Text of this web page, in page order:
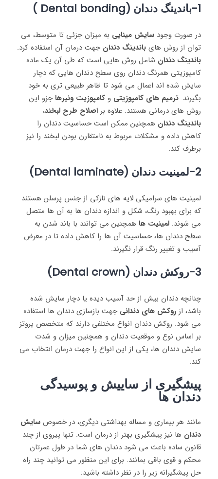
1-باندینگ دندان (Dental bonding )
در صورت وجود سایش مینایی به میزان جزئی تا متوسط​، می
‌توان از روش‌ های باندینگ دندان جهت درمان آن استفاده کرد.
باندینگ دندان شامل روش ‌هایی است که طی آن یک ماده
کامپوزیتی همرنگ دندان روی سطح دندان ‌هایی که دچار
سایش شده ‌اند اعمال می ‌شود تا ظاهر طبیعی‌ تری به خود
بگیرند. ترمیم‌ های کامپوزیتی و کامپوزیت‌ ونیرها جزو این
روش‌ های درمانی هستند. علاوه بر اصلاح طرح لبخند،
باندینگ دندان همچنین ممکن است حساسیت دندان را
کاهش داده و مشکلات مربوط به نامتقارن بودن لبخند را نیز
برطرف کند.
2-لمینیت دندان (Dental laminate)
لمینیت ‌های سرامیکی لایه‌ های نازکی از جنس پرسلن هستند
که برای بهبود رنگ، شکل و اندازه دندان‌ ها به آن ‌ها متصل
می‌ شوند. لمینیت ‌ها همچنین می ‌توانند با باند شدن به
سطح دندان‌ ها، حساسیت آن‌ ها را کاهش داده تا در معرض
آسیب و تغییر رنگ قرار نگیرند.
3-روکش دندان (Dental crown)
چنانچه دندان بیش از حد آسیب دیده یا دچار سایش شده
باشد، از روکش‌ های دندانی جهت بازسازی دندان‌ ها استفاده
می شود. روکش‌ دندان انواع مختلفی دارند که متخصص پروتز
بر اساس نوع و موقعیت دندان و همچنین میزان و شدت
سایش دندان‌ ها، یکی از این انواع را جهت درمان انتخاب می
‌کند.
پیشگیری از ساییش و پوسیدگی
دندان ها
مانند هر بیماری و مساله بهداشتی دیگری، در خصوص سایش
دندان ‌ها نیز پیشگیری بهتر از درمان است. تنها پیروی از چند
قانون ساده باعث می ‌شود دندان ‌های شما در طول عمرتان
محکم و قوی باقی بمانند. برای این منظور می ‌توانید چند راه
حل پیشگیرانه زیر را در نظر داشته باشید: